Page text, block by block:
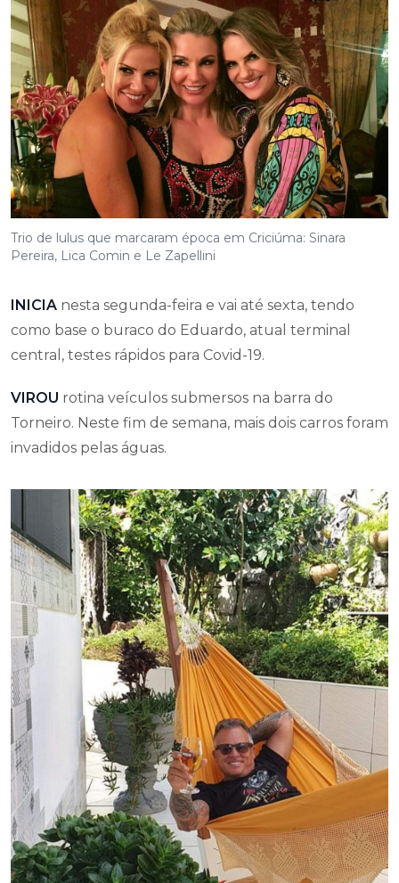
Trio de lulus que marcaram época em Criciúma: Sinara
Pereira, Lica Comin e Le Zapellini
INICIA nesta segunda-feira e vai até sexta, tendo
como base o buraco do Eduardo, atual terminal
central, testes rápidos para Covid-19.
VIROU rotina veículos submersos na barra do
Torneiro. Neste fim de semana, mais dois carros foram
invadidos pelas águas.